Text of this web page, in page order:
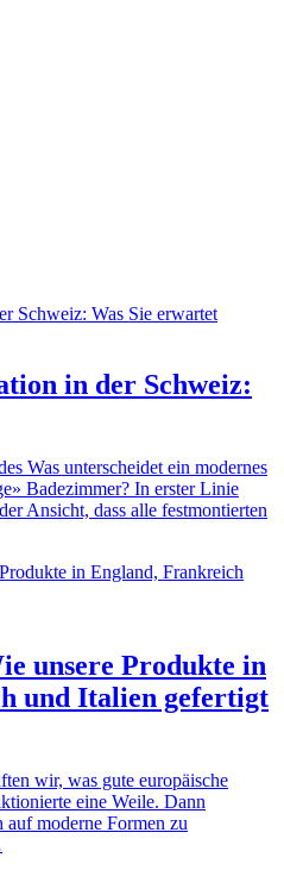
in der Schweiz:
Was unterscheidet ein modernes
Badezimmer? In erster Linie
Ansicht, dass alle festmontierten
unsere Produkte in
und Italien gefertigt
wir, was gute europäische
eine Weile. Dann
auf moderne Formen zu